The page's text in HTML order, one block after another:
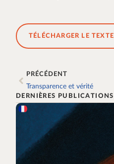
TÉLÉCHARGER LE TEXTE
PRÉCÉDENT
Transparence et vérité
DERNIÈRES PUBLICATIONS